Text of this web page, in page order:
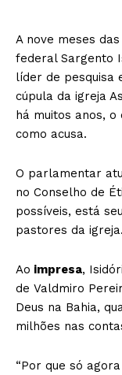
A nove meses
federal Sargento
líder de pesquisa
cúpula da igreja
há muitos anos,
como acusa.
O parlamentar
no Conselho de
possíveis, está
pastores da igreja.
Ao impresa,
de Valdmiro
Deus na Bahia,
milhões nas
“Por que só